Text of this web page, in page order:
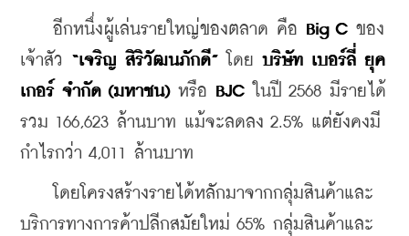
อีกหนึ่งผู้เล่นรายใหญ่ของตลาด คือ Big C ของ
เจ้าสัว “เจริญ สิริวัฒนภักดี” โดย บริษัท เบอร์ลี่ ยุค
เกอร์ จำกัด (มหาชน) หรือ BJC ในปี 2568 มีรายได้
รวม 166,623 ล้านบาท แม้จะลดลง 2.5% แต่ยังคงมี
กำไรกว่า 4,011 ล้านบาท
โดยโครงสร้างรายได้หลักมาจากกลุ่มสินค้าและ
บริการทางการค้าปลีกสมัยใหม่ 65% กลุ่มสินค้าและ